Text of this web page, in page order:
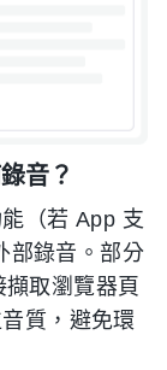
音？
（若 App 支
部錄音。部分
取瀏覽器頁
質，避免環